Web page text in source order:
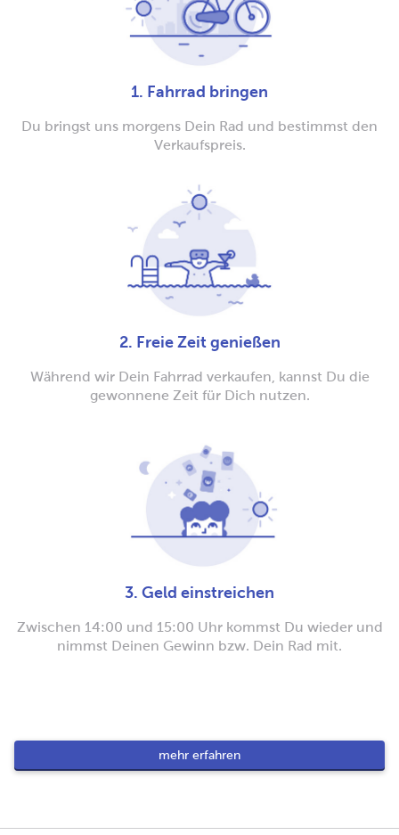
1. Fahrrad bringen
Du bringst uns morgens Dein Rad und bestimmst den
Verkaufspreis.
2. Freie Zeit genießen
Während wir Dein Fahrrad verkaufen, kannst Du die
gewonnene Zeit für Dich nutzen.
3. Geld einstreichen
Zwischen 14:00 und 15:00 Uhr kommst Du wieder und
nimmst Deinen Gewinn bzw. Dein Rad mit.
mehr erfahren